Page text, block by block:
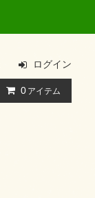
ログイン
0 アイテム